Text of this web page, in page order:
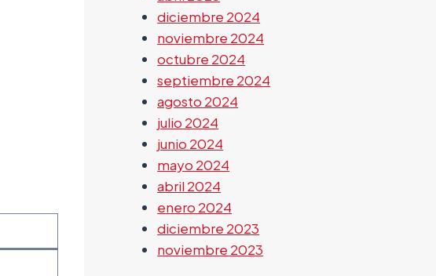
diciembre 2024
noviembre 2024
octubre 2024
septiembre 2024
agosto 2024
julio 2024
junio 2024
mayo 2024
abril 2024
enero 2024
diciembre 2023
noviembre 2023